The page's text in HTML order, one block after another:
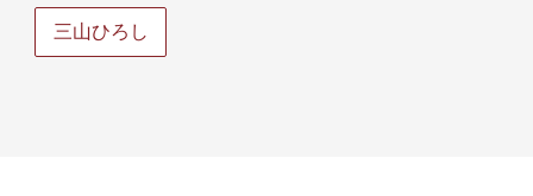
三山ひろし